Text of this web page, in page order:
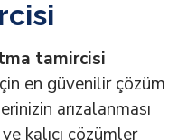
tamircisi
en güvenilir çözüm
arızalanması
kalıcı çözümler